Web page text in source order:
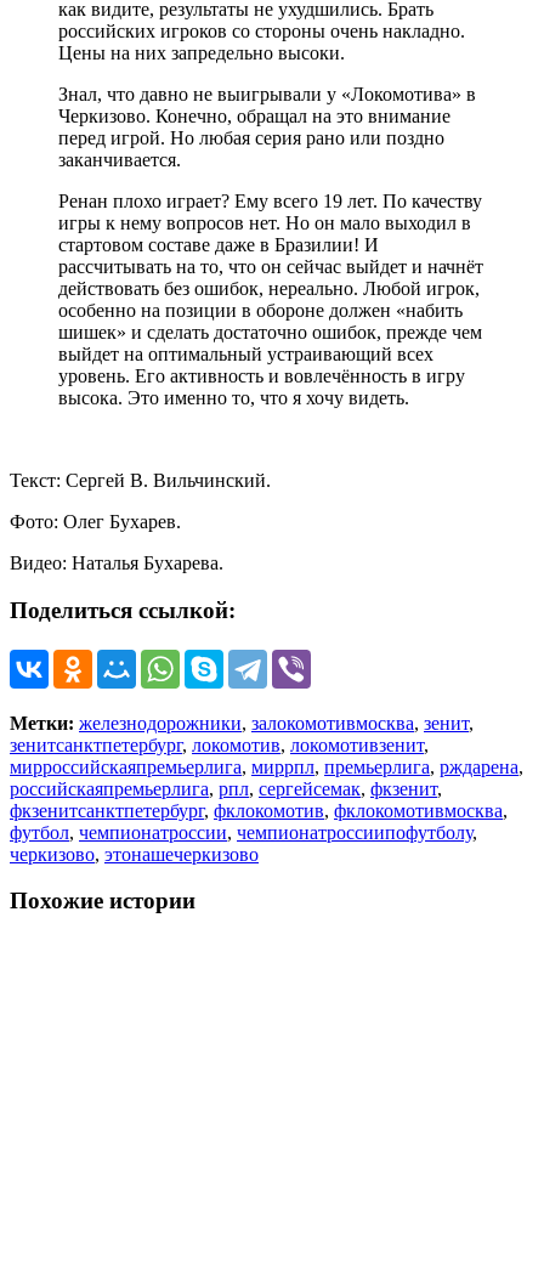
как видите, результаты не ухудшились. Брать
российских игроков со стороны очень накладно.
Цены на них запредельно высоки.
Знал, что давно не выигрывали у «Локомотива» в
Черкизово. Конечно, обращал на это внимание
перед игрой. Но любая серия рано или поздно
заканчивается.
Ренан плохо играет? Ему всего 19 лет. По качеству
игры к нему вопросов нет. Но он мало выходил в
стартовом составе даже в Бразилии! И
рассчитывать на то, что он сейчас выйдет и начнёт
действовать без ошибок, нереально. Любой игрок,
особенно на позиции в обороне должен «набить
шишек» и сделать достаточно ошибок, прежде чем
выйдет на оптимальный устраивающий всех
уровень. Его активность и вовлечённость в игру
высока. Это именно то, что я хочу видеть.
Текст: Сергей В. Вильчинский.
Фото: Олег Бухарев.
Видео: Наталья Бухарева.
Поделиться ссылкой:
Метки: железнодорожники, залокомотивмосква, зенит,
зенитсанктпетербург, локомотив, локомотивзенит,
мирроссийскаяпремьерлига, миррпл, премьерлига, рждарена,
российскаяпремьерлига, рпл, сергейсемак, фкзенит,
фкзенитсанктпетербург, фклокомотив, фклокомотивмосква,
футбол, чемпионатроссии, чемпионатроссиипофутболу,
черкизово, этонашечеркизово
Похожие истории